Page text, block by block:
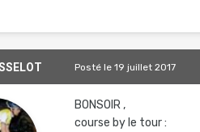
Postéle 19 juillet 2017
BONSOIR ,
course by le tour :